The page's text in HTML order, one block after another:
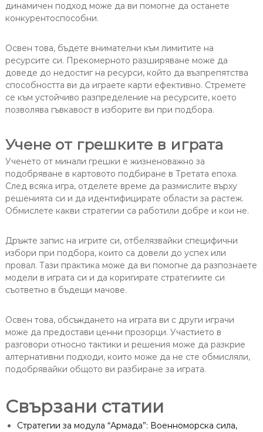
динамичен подход може да ви помогне да останете
конкурентоспособни.
Освен това, бъдете внимателни към лимитите на
ресурсите си. Прекомерното разширяване може да
доведе до недостиг на ресурси, който да възпрепятства
способността ви да играете карти ефективно. Стремете
се към устойчиво разпределение на ресурсите, което
позволява гъвкавост в изборите ви при подбора.
Учене от грешките в играта
Ученето от минали грешки е жизненоважно за
подобряване в картовото подбиране в Третата епоха.
След всяка игра, отделете време да размислите върху
решенията си и да идентифицирате области за растеж.
Обмислете какви стратегии са работили добре и кои не.
Дръжте запис на игрите си, отбелязвайки специфични
избори при подбора, които са довели до успех или
провал. Тази практика може да ви помогне да разпознаете
модели в играта си и да коригирате стратегиите си
съответно в бъдещи мачове.
Освен това, обсъждането на играта ви с други играчи
може да предостави ценни прозорци. Участието в
разговори относно тактики и решения може да разкрие
алтернативни подходи, които може да не сте обмисляли,
подобрявайки общото ви разбиране за играта.
Свързани статии
Стратегии за модула “Армада”: Военноморска сила,